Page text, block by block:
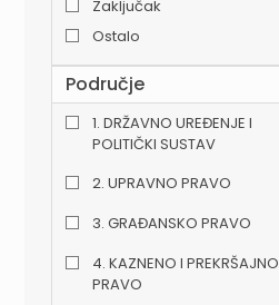
Zaključak
Ostalo
Područje
1. DRŽAVNO UREĐENJE I
POLITIČKI SUSTAV
2. UPRAVNO PRAVO
3. GRAĐANSKO PRAVO
4. KAZNENO I PREKRŠAJNO
PRAVO